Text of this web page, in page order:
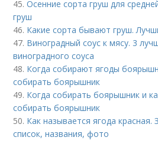
45.Осенние сорта груш для
груш
46. Какие сорта бывают груш.
47. Виноградный соус к мясу. 3
виноградного соуса
48. Когда собирают ягоды
собирать боярышник
49. Когда собирать боярышник и
собирать боярышник
50. Как называется ягода красная.
список, названия, фото